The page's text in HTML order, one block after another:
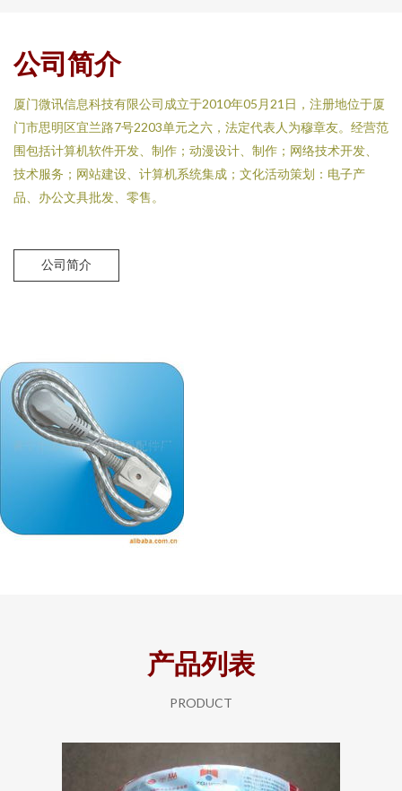
公司简介
厦门微讯信息科技有限公司成立于2010年05月21日，注册地位于厦
门市思明区宜兰路7号2203单元之六，法定代表人为穆章友。经营范
围包括计算机软件开发、制作；动漫设计、制作；网络技术开发、
技术服务；网站建设、计算机系统集成；文化活动策划：电子产
品、办公文具批发、零售。
公司简介
产品列表
PRODUCT